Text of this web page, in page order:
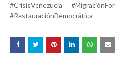
#CrisisVenezuela
#RestauraciónDemocrática